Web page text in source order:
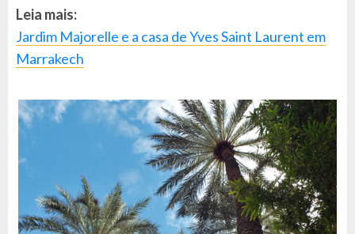
Leia mais:
Jardim Majorelle e a casa de Yves Saint Laurent em
Marrakech